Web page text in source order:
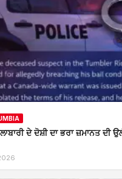
ਦੇ ਦੋਸ਼ੀ ਦਾ ਭਰਾ ਜ਼ਮਾਨਤ ਦੀ